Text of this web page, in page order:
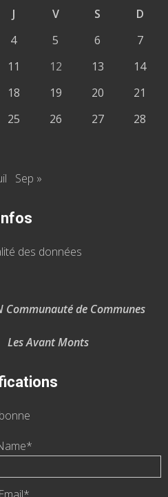
J V S
D
4 5 6
7
11 12 13
14
18 19 20
21
25 26 27
28
Sep »
Infos
des données
Communauté de Communes
Monts